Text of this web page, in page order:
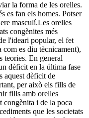
la forma de les orelles.
es fan els homes. Potser
masculí.Les orelles
congènites més
l'ideari popular, el fet
com es diu tècnicament),
teories. En general
dèficit en la última fase
aquest dèficit de
per això els fills de
fills amb orelles
congènita i de la poca
que les societats